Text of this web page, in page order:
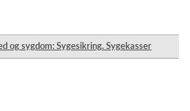
og sygdom: Sygesikring. Sygekasser